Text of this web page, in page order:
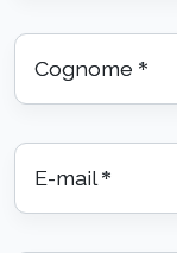
Cognome *
E-mail *